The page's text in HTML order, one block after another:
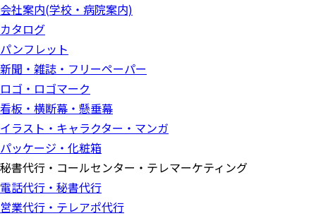
会社案内(学校・病院案内)
カタログ
パンフレット
新聞・雑誌・フリーペーパー
ロゴ・ロゴマーク
看板・横断幕・懸垂幕
イラスト・キャラクター・マンガ
パッケージ・化粧箱
秘書代行・コールセンター・テレマーケティング
電話代行・秘書代行
営業代行・テレアポ代行